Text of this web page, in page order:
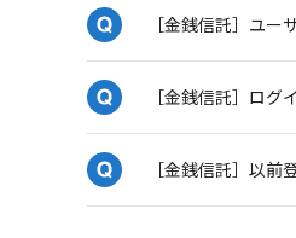
［金銭信託］ユー
［金銭信託］ログ
［金銭信託］以